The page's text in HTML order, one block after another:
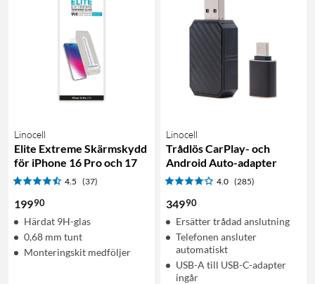
Linocell
Elite Extreme Skärmskydd
för iPhone 16 Pro och 17
4.5 (37)
19990
Härdat 9H-glas
0,68 mm tunt
Monteringskit medföljer
Linocell
Trådlös CarPlay- och
Android Auto-adapter
4.0 (285)
34990
Ersätter trådad anslutning
Telefonen ansluter
automatiskt
USB-A till USB-C-adapter
ingår